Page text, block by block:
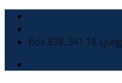
Box 828, 341 18